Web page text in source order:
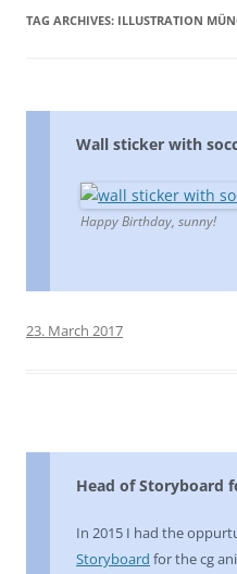
TAG ARCHIVES: ILLUSTRATION
Wall sticker with
Happy Birthday, sunny!
23. March 2017
Head of Storyboard
In 2015 I had the
Storyboard for the cg